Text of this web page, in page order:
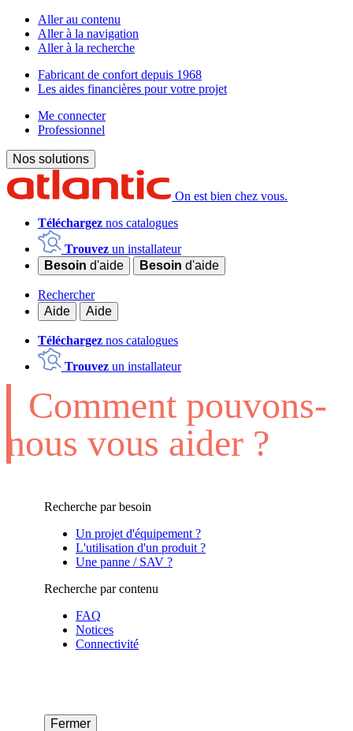
Aller au contenu
Aller à la navigation
Aller à la recherche
Fabricant de confort depuis 1968
Les aides financières pour votre projet
Me connecter
Professionnel
Nos solutions
On est bien chez vous.
Téléchargez nos catalogues
Trouvez un installateur
Besoin d'aide Besoin d'aide
Rechercher
Aide
Aide
Téléchargez nos catalogues
Trouvez un installateur
Comment pouvons-
nous vous aider ?
Recherche par besoin
Un projet d'équipement ?
L'utilisation d'un produit ?
Une panne / SAV ?
Recherche par contenu
FAQ
Notices
Connectivité
Fermer